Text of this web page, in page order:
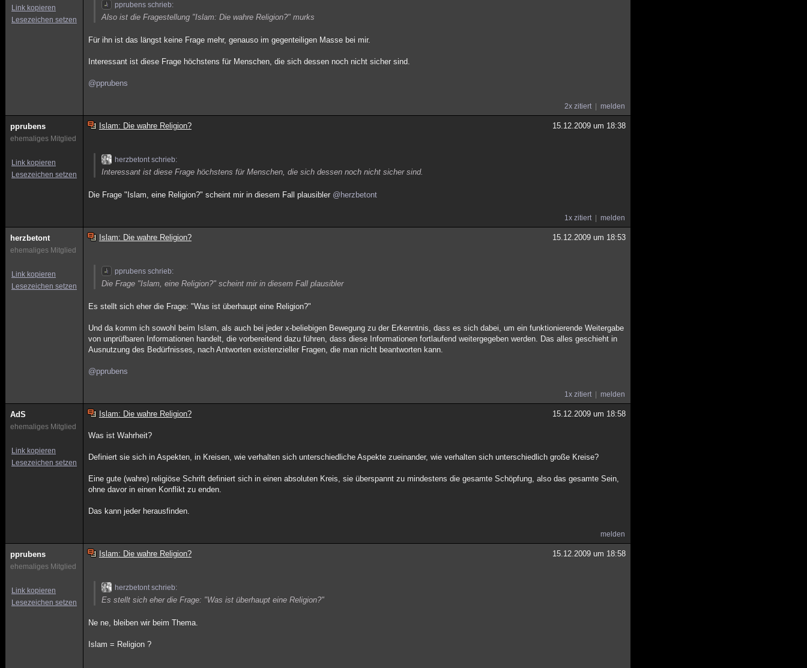
Link kopieren
Lesezeichen setzen
pprubens schrieb:
Also ist die Fragestellung "Islam: Die wahre Religion?" murks
Für ihn ist das längst keine Frage mehr, genauso im gegenteiligen Masse bei mir.
Interessant ist diese Frage höchstens für Menschen, die sich dessen noch nicht sicher sind.
@pprubens
2x zitiert melden
pprubens
ehemaliges Mitglied
Link kopieren
Lesezeichen setzen
Islam: Die wahre Religion? 15.12.2009 um 18:38
herzbetont schrieb:
Interessant ist diese Frage höchstens für Menschen, die sich dessen noch nicht sicher sind.
Die Frage "Islam, eine Religion?" scheint mir in diesem Fall plausibler @herzbetont
1x zitiert melden
herzbetont
ehemaliges Mitglied
Link kopieren
Lesezeichen setzen
Islam: Die wahre Religion? 15.12.2009 um 18:53
pprubens schrieb:
Die Frage "Islam, eine Religion?" scheint mir in diesem Fall plausibler
Es stellt sich eher die Frage: "Was ist überhaupt eine Religion?"
Und da komm ich sowohl beim Islam, als auch bei jeder x-beliebigen Bewegung zu der Erkenntnis, dass es sich dabei, um ein funktionierende Weitergabe
von unprüfbaren Informationen handelt, die vorbereitend dazu führen, dass diese Informationen fortlaufend weitergegeben werden. Das alles geschieht in
Ausnutzung des Bedürfnisses, nach Antworten existenzieller Fragen, die man nicht beantworten kann.
@pprubens
1x zitiert melden
AdS
ehemaliges Mitglied
Link kopieren
Lesezeichen setzen
Islam: Die wahre Religion? 15.12.2009 um 18:58
Was ist Wahrheit?
Definiert sie sich in Aspekten, in Kreisen, wie verhalten sich unterschiedliche Aspekte zueinander, wie verhalten sich unterschiedlich große Kreise?
Eine gute (wahre) religiöse Schrift definiert sich in einen absoluten Kreis, sie überspannt zu mindestens die gesamte Schöpfung, also das gesamte Sein,
ohne davor in einen Konflikt zu enden.
Das kann jeder herausfinden.
melden
pprubens
ehemaliges Mitglied
Link kopieren
Lesezeichen setzen
Islam: Die wahre Religion? 15.12.2009 um 18:58
herzbetont schrieb:
Es stellt sich eher die Frage: "Was ist überhaupt eine Religion?"
Ne ne, bleiben wir beim Thema.
Islam = Religion ?